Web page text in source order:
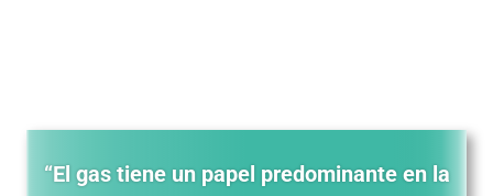
“El gas tiene un papel predominante en la